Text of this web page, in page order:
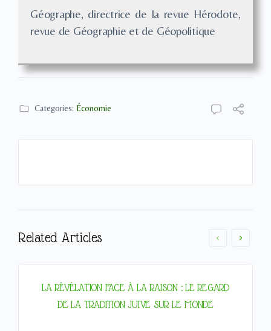
Géographe, directrice de la revue Hérodote,
revue de Géographie et de Géopolitique
Categories: Économie
Related Articles
LA RÉVÉLATION FACE À LA RAISON : LE REGARD
DE LA TRADITION JUIVE SUR LE MONDE